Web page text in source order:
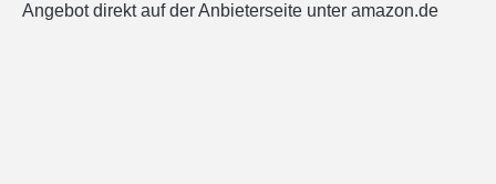
Angebot direkt auf der Anbieterseite unter amazon.de